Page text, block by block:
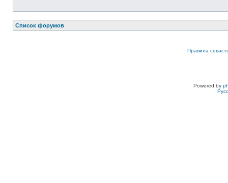
Список форумов
Правила
Powered by